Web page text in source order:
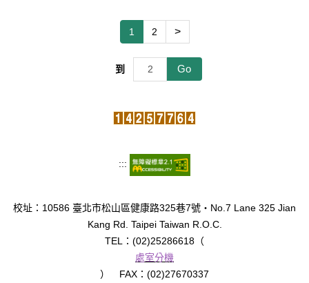
1 2 >
到 Go
:::
校址：10586 臺北市松山區健康路325巷7號‧No.7 Lane 325 Jian
Kang Rd. Taipei Taiwan R.O.C.
TEL：(02)25286618（
處室分機
） FAX：(02)27670337